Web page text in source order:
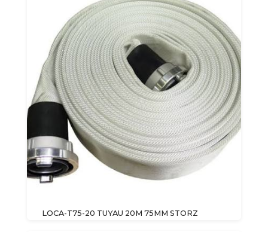
LOCA-T75-20 TUYAU 20M 75MM STORZ